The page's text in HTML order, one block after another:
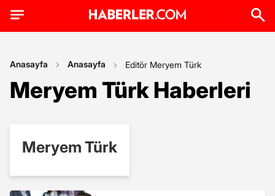
Anasayfa Anasayfa Editör Meryem Türk
Meryem Türk Haberleri
Meryem Türk